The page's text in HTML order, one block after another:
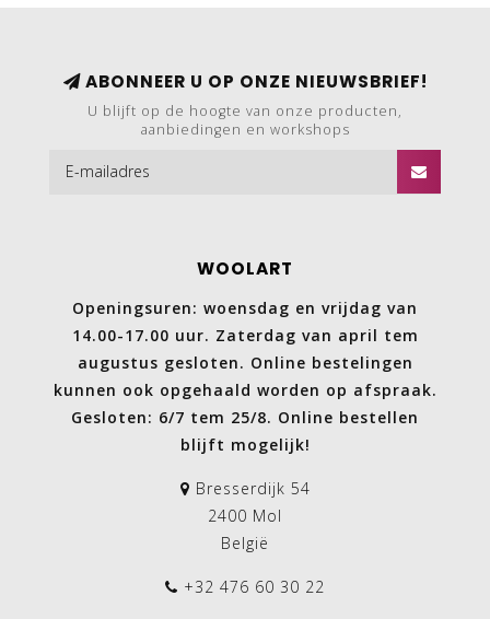
ABONNEER U OP ONZE NIEUWSBRIEF!
U blijft op de hoogte van onze producten,
aanbiedingen en workshops
WOOLART
Openingsuren: woensdag en vrijdag van
14.00-17.00 uur. Zaterdag van april tem
augustus gesloten. Online bestelingen
kunnen ook opgehaald worden op afspraak.
Gesloten: 6/7 tem 25/8. Online bestellen
blijft mogelijk!
Bresserdijk 54
2400 Mol
België
+32 476 60 30 22